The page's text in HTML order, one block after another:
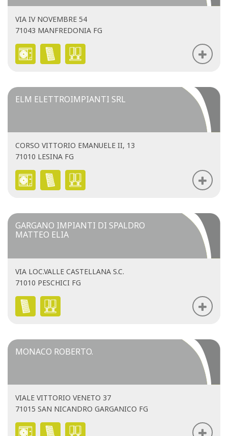
VIA IV NOVEMBRE 54
71043 MANFREDONIA FG
ELM ELETTROIMPIANTI SRL
CORSO VITTORIO EMANUELE II, 13
71010 LESINA FG
GARGANO IMPIANTI DI SPALDRO
MATTEO ELIA
VIA LOC.VALLE CASTELLANA S.C.
71010 PESCHICI FG
MONACO ROBERTO.
VIALE VITTORIO VENETO 37
71015 SAN NICANDRO GARGANICO FG